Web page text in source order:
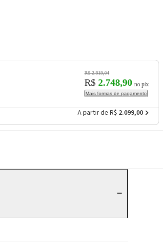
R$ 2.919,04
R$ 2.748,90 no pix
Mais formas de pagamento
A partir de R$ 2.099,00